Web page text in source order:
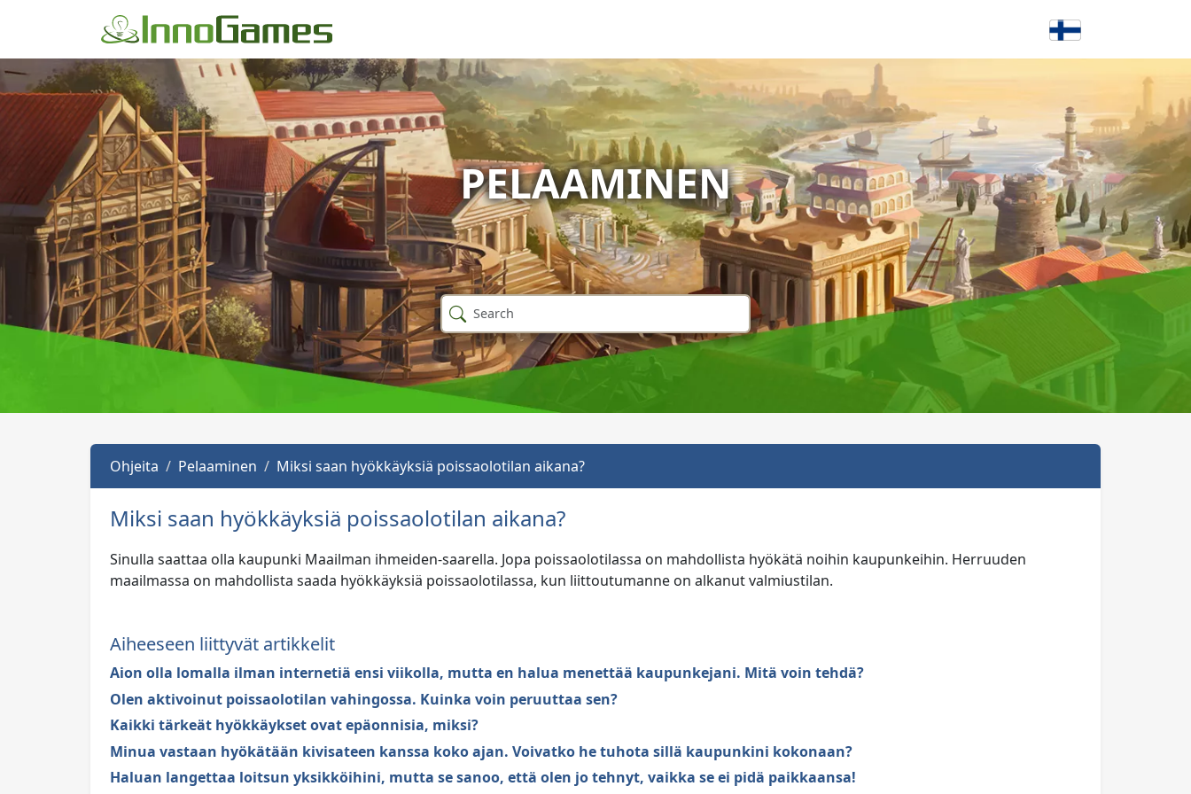
PELAAMINEN
Ohjeita Pelaaminen Miksi saan hyökkäyksiä poissaolotilan aikana?
Miksi saan hyökkäyksiä poissaolotilan aikana?
Sinulla saattaa olla kaupunki Maailman ihmeiden-saarella. Jopa poissaolotilassa on mahdollista hyökätä noihin kaupunkeihin. Herruuden
maailmassa on mahdollista saada hyökkäyksiä poissaolotilassa, kun liittoutumanne on alkanut valmiustilan.
Aiheeseen liittyvät artikkelit
Aion olla lomalla ilman internetiä ensi viikolla, mutta en halua menettää kaupunkejani. Mitä voin tehdä?
Olen aktivoinut poissaolotilan vahingossa. Kuinka voin peruuttaa sen?
Kaikki tärkeät hyökkäykset ovat epäonnisia, miksi?
Minua vastaan hyökätään kivisateen kanssa koko ajan. Voivatko he tuhota sillä kaupunkini kokonaan?
Haluan langettaa loitsun yksikköihini, mutta se sanoo, että olen jo tehnyt, vaikka se ei pidä paikkaansa!